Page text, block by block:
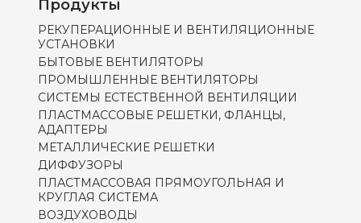
Продукты
РЕКУПЕРАЦИОННЫЕ И ВЕНТИЛЯЦИОННЫЕ
УСТАНОВКИ
БЫТОВЫЕ ВЕНТИЛЯТОРЫ
ПРОМЫШЛЕННЫЕ ВЕНТИЛЯТОРЫ
СИСТЕМЫ ЕСТЕСТВЕННОЙ ВЕНТИЛЯЦИИ
ПЛАСТМАССОВЫЕ РЕШЕТКИ, ФЛАНЦЫ,
АДАПТЕРЫ
МЕТАЛЛИЧЕСКИЕ РЕШЕТКИ
ДИФФУЗОРЫ
ПЛАСТМАССОВАЯ ПРЯМОУГОЛЬНАЯ И
КРУГЛАЯ СИСТЕМА
ВОЗДУХОВОДЫ